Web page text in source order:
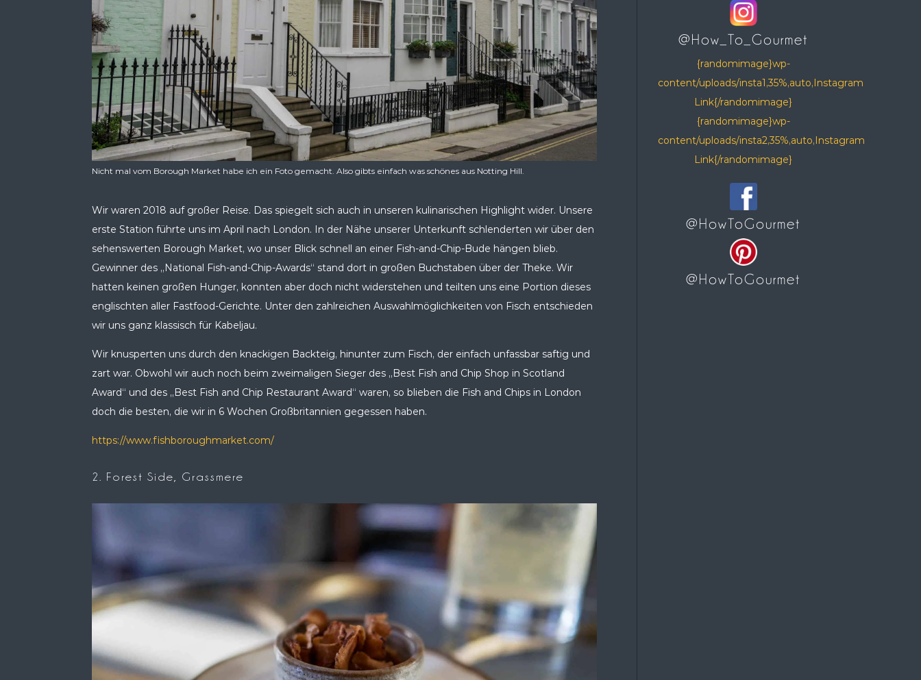
Nicht mal vom Borough Market habe ich ein Foto gemacht. Also gibts einfach was schönes aus Notting Hill.
Wir waren 2018 auf großer Reise. Das spiegelt sich auch in unseren kulinarischen Highlight wider. Unsere
erste Station führte uns im April nach London. In der Nähe unserer Unterkunft schlenderten wir über den
sehenswerten Borough Market, wo unser Blick schnell an einer Fish-and-Chip-Bude hängen blieb.
Gewinner des „National Fish-and-Chip-Awards“ stand dort in großen Buchstaben über der Theke. Wir
hatten keinen großen Hunger, konnten aber doch nicht widerstehen und teilten uns eine Portion dieses
englischten aller Fastfood-Gerichte. Unter den zahlreichen Auswahlmöglichkeiten von Fisch entschieden
wir uns ganz klassisch für Kabeljau.
Wir knusperten uns durch den knackigen Backteig, hinunter zum Fisch, der einfach unfassbar saftig und
zart war. Obwohl wir auch noch beim zweimaligen Sieger des „Best Fish and Chip Shop in Scotland
Award“ und des „Best Fish and Chip Restaurant Award“ waren, so blieben die Fish and Chips in London
doch die besten, die wir in 6 Wochen Großbritannien gegessen haben.
https://www.fishboroughmarket.com/
2. Forest Side, Grassmere
@How_To_Gourmet
{randomimage}wp-
content/uploads/insta1,35%,auto,Instagram
Link{/randomimage}
{randomimage}wp-
content/uploads/insta2,35%,auto,Instagram
Link{/randomimage}
@HowToGourmet
@HowToGourmet